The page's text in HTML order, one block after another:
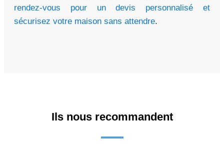
rendez-vous pour un devis personnalisé et
sécurisez votre maison sans attendre.
Ils nous recommandent